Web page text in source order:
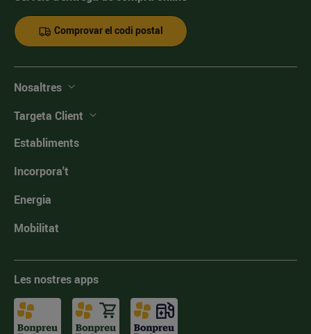
Comprovar el codi postal
Nosaltres
Targeta Client
Establiments
Incorpora't
Energia
Mobilitat
Les nostres apps